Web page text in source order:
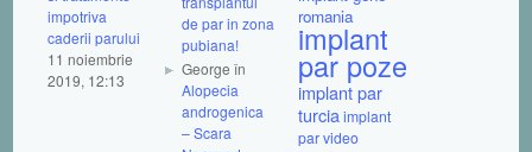
impotriva
caderii parului
11 noiembrie
2019, 12:13
de par in zona
pubiana!
George în
Alopecia
androgenica
– Scara
romania
implant
par poze
implant par
turciaimplant
par video